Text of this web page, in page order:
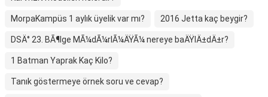
MorpaKampüs 1 aylık üyelik var mı? 2016 Jetta kaç beygir?
DSÄ° 23. BÃ¶lge MÃ¼dÃ¼rlÃ¼ÄŸÃ¼ nereye baÄŸlÄ±dÄ±r?
1 Batman Yaprak Kaç Kilo?
Tanık göstermeye örnek soru ve cevap?